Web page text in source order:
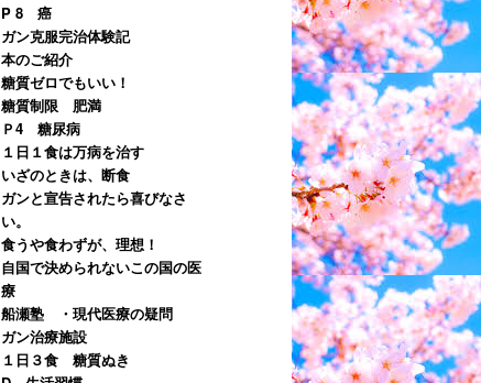
P 8 癌
ガン克服完治体験記
本のご紹介
糖質ゼロでもいい！
糖質制限 肥満
Ｐ4 糖尿病
１日１食は万病を治す
いざのときは、断食
ガンと宣告されたら喜びなさ
い。
食うや食わずが、理想！
自国で決められないこの国の医
療
船瀬塾 ・現代医療の疑問
ガン治療施設
１日３食 糖質ぬき